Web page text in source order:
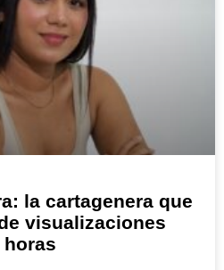
la cartagenera que
visualizaciones
horas